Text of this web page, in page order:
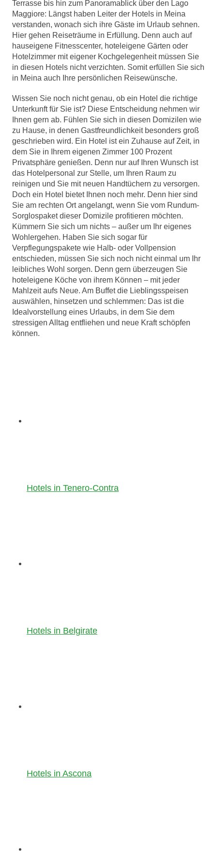
Terrasse bis hin zum Panoramablick über den Lago
Maggiore: Längst haben Leiter der Hotels in Meina
verstanden, wonach sich ihre Gäste im Urlaub sehnen.
Hier gehen Reiseträume in Erfüllung. Denn auch auf
hauseigene Fitnesscenter, hoteleigene Gärten oder
Hotelzimmer mit eigener Kochgelegenheit müssen Sie
in diesen Hotels nicht verzichten. Somit erfüllen Sie sich
in Meina auch Ihre persönlichen Reisewünsche.
Wissen Sie noch nicht genau, ob ein Hotel die richtige
Unterkunft für Sie ist? Diese Entscheidung nehmen wir
Ihnen gern ab. Fühlen Sie sich in diesen Domizilen wie
zu Hause, in denen Gastfreundlichkeit besonders groß
geschrieben wird. Ein Hotel ist ein Zuhause auf Zeit, in
dem Sie in Ihrem eigenen Zimmer 100 Prozent
Privatsphäre genießen. Denn nur auf Ihren Wunsch ist
das Hotelpersonal zur Stelle, um Ihren Raum zu
reinigen und Sie mit neuen Handtüchern zu versorgen.
Doch ein Hotel bietet Ihnen noch mehr. Denn hier sind
Sie am rechten Ort angelangt, wenn Sie vom Rundum-
Sorglospaket dieser Domizile profitieren möchten.
Kümmern Sie sich um nichts – außer um Ihr eigenes
Wohlergehen. Haben Sie sich sogar für
Verpflegungspakete wie Halb- oder Vollpension
entschieden, müssen Sie sich noch nicht einmal um Ihr
leibliches Wohl sorgen. Denn gern überzeugen Sie
hoteleigene Köche von ihrem Können – mit jeder
Mahlzeit aufs Neue. Am Buffet die Lieblingsspeisen
auswählen, hinsetzen und schlemmen: Das ist die
Idealvorstellung eines Urlaubs, in dem Sie dem
stressigen Alltag entfliehen und neue Kraft schöpfen
können.
Hotels in Tenero-Contra
Hotels in Belgirate
Hotels in Ascona